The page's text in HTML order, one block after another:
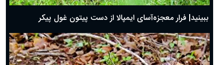
ببینید| فرار معجزه‌آسای ایمپالا از دست پیتون غول پیکر